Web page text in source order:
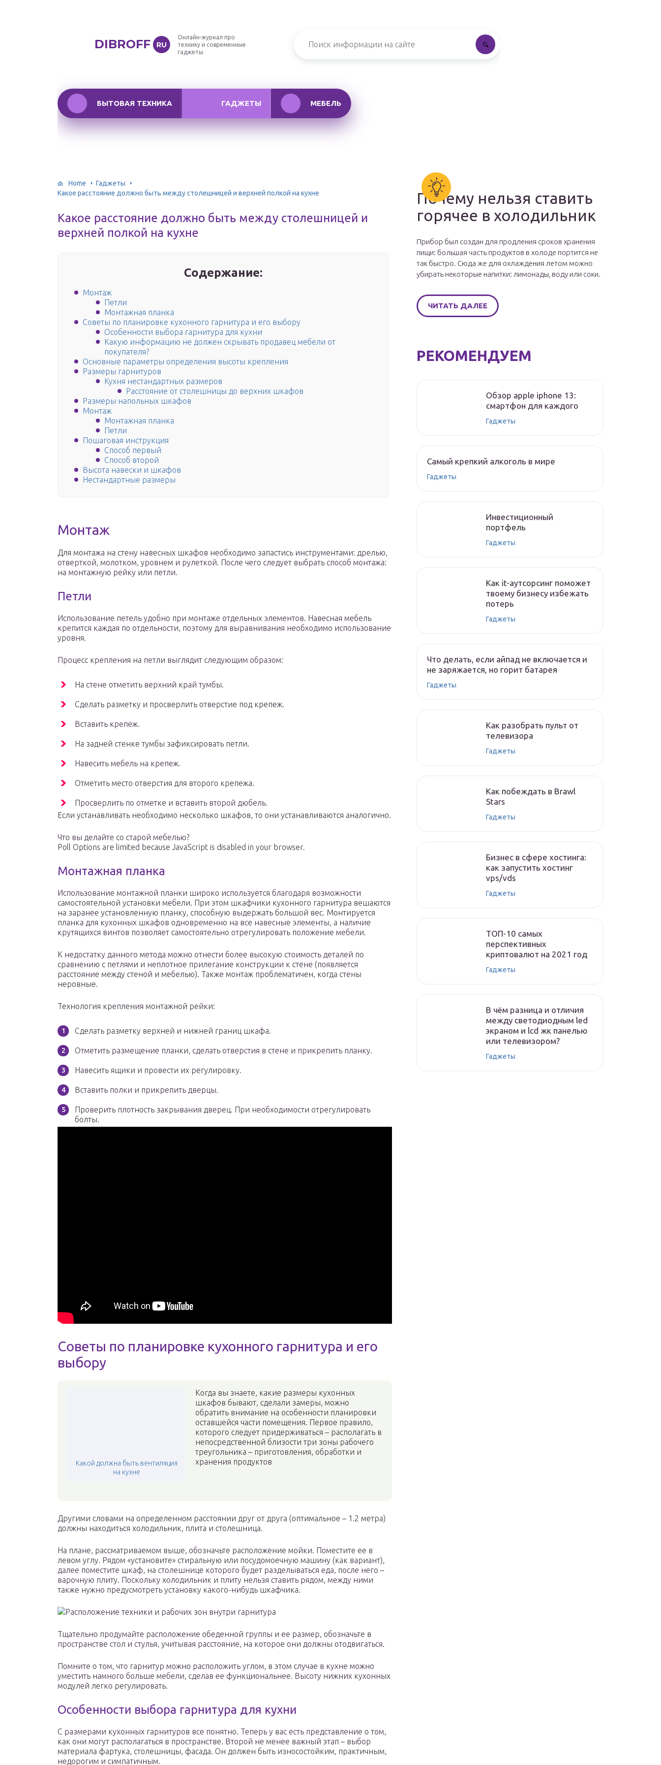
DIBROFF RU
Онлайн-журнал про
технику и современные
гаджеты
БЫТОВАЯ ТЕХНИКА ГАДЖЕТЫ МЕБЕЛЬ
Home
Гаджеты
Какое расстояние должно быть между столешницей и верхней полкой на кухне
Какое расстояние должно быть между столешницей и
верхней полкой на кухне
Содержание:
Монтаж
Петли
Монтажная планка
Советы по планировке кухонного гарнитура и его выбору
Особенности выбора гарнитура для кухни
Какую информацию не должен скрывать продавец мебели от
покупателя?
Основные параметры определения высоты крепления
Размеры гарнитуров
Кухня нестандартных размеров
Расстояние от столешницы до верхних шкафов
Размеры напольных шкафов
Монтаж
Монтажная планка
Петли
Пошаговая инструкция
Способ первый
Способ второй
Высота навески и шкафов
Нестандартные размеры
Монтаж
Для монтажа на стену навесных шкафов необходимо запастись инструментами: дрелью,
отверткой, молотком, уровнем и рулеткой. После чего следует выбрать способ монтажа:
на монтажную рейку или петли.
Петли
Использование петель удобно при монтаже отдельных элементов. Навесная мебель
крепится каждая по отдельности, поэтому для выравнивания необходимо использование
уровня.
Процесс крепления на петли выглядит следующим образом:
На стене отметить верхний край тумбы.
Сделать разметку и просверлить отверстие под крепеж.
Вставить крепеж.
На задней стенке тумбы зафиксировать петли.
Навесить мебель на крепеж.
Отметить место отверстия для второго крепежа.
Просверлить по отметке и вставить второй дюбель.
Если устанавливать необходимо несколько шкафов, то они устанавливаются аналогично.
Что вы делайте со старой мебелью?
Poll Options are limited because JavaScript is disabled in your browser.
Монтажная планка
Использование монтажной планки широко используется благодаря возможности
самостоятельной установки мебели. При этом шкафчики кухонного гарнитура вешаются
на заранее установленную планку, способную выдержать большой вес. Монтируется
планка для кухонных шкафов одновременно на все навесные элементы, а наличие
крутящихся винтов позволяет самостоятельно отрегулировать положение мебели.
К недостатку данного метода можно отнести более высокую стоимость деталей по
сравнению с петлями и неплотное прилегание конструкции к стене (появляется
расстояние между стеной и мебелью). Также монтаж проблематичен, когда стены
неровные.
Технология крепления монтажной рейки:
Сделать разметку верхней и нижней границ шкафа.
Отметить размещение планки, сделать отверстия в стене и прикрепить планку.
Навесить ящики и провести их регулировку.
Вставить полки и прикрепить дверцы.
Проверить плотность закрывания дверец. При необходимости отрегулировать
болты.
Советы по планировке кухонного гарнитура и его
выбору
Какой должна быть вентиляция
на кухне
Когда вы знаете, какие размеры кухонных
шкафов бывают, сделали замеры, можно
обратить внимание на особенности планировки
оставшейся части помещения. Первое правило,
которого следует придерживаться – располагать в
непосредственной близости три зоны рабочего
треугольника – приготовления, обработки и
хранения продуктов
Другими словами на определенном расстоянии друг от друга (оптимальное – 1.2 метра)
должны находиться холодильник, плита и столешница.
На плане, рассматриваемом выше, обозначьте расположение мойки. Поместите ее в
левом углу. Рядом «установите» стиральную или посудомоечную машину (как вариант),
далее поместите шкаф, на столешнице которого будет разделываться еда, после него –
варочную плиту. Поскольку холодильник и плиту нельзя ставить рядом, между ними
также нужно предусмотреть установку какого-нибудь шкафчика.
Расположение техники и рабочих зон внутри гарнитура
Тщательно продумайте расположение обеденной группы и ее размер, обозначьте в
пространстве стол и стулья, учитывая расстояние, на которое они должны отодвигаться.
Помните о том, что гарнитур можно расположить углом, в этом случае в кухне можно
уместить намного больше мебели, сделав ее функциональнее. Высоту нижних кухонных
модулей легко регулировать.
Особенности выбора гарнитура для кухни
С размерами кухонных гарнитуров все понятно. Теперь у вас есть представление о том,
как они могут располагаться в пространстве. Второй не менее важный этап – выбор
материала фартука, столешницы, фасада. Он должен быть износостойким, практичным,
недорогим и симпатичным.
Почему нельзя ставить
горячее в холодильник
Прибор был создан для продления сроков хранения
пищи: большая часть продуктов в холоде портится не
так быстро. Сюда же для охлаждения летом можно
убирать некоторые напитки: лимонады, воду или соки.
ЧИТАТЬ ДАЛЕЕ
РЕКОМЕНДУЕМ
Обзор apple iphone 13:
смартфон для каждого
Гаджеты
Самый крепкий алкоголь в мире
Гаджеты
Инвестиционный
портфель
Гаджеты
Как it-аутсорсинг поможет
твоему бизнесу избежать
потерь
Гаджеты
Что делать, если айпад не включается и
не заряжается, но горит батарея
Гаджеты
Как разобрать пульт от
телевизора
Гаджеты
Как побеждать в Brawl
Stars
Гаджеты
Бизнес в сфере хостинга:
как запустить хостинг
vps/vds
Гаджеты
ТОП-10 самых
перспективных
криптовалют на 2021 год
Гаджеты
В чём разница и отличия
между светодиодным led
экраном и lcd жк панелью
или телевизором?
Гаджеты